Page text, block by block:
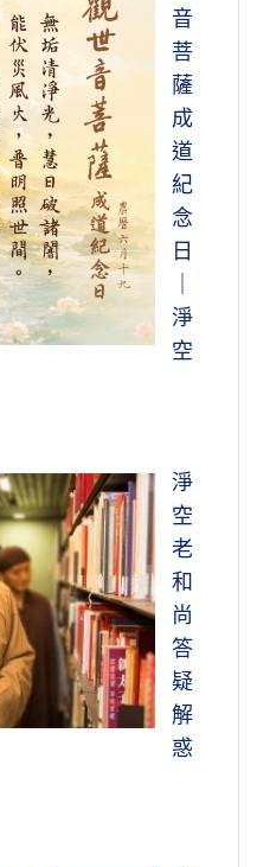
音
菩
薩
成
道
紀
念
日
淨
空
淨
空
老
和
尚
答
疑
解
惑